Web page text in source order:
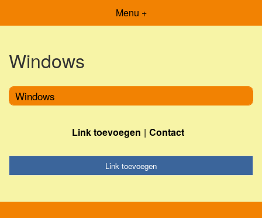
Menu +
Windows
Windows
Link toevoegen Contact
Link toevoegen